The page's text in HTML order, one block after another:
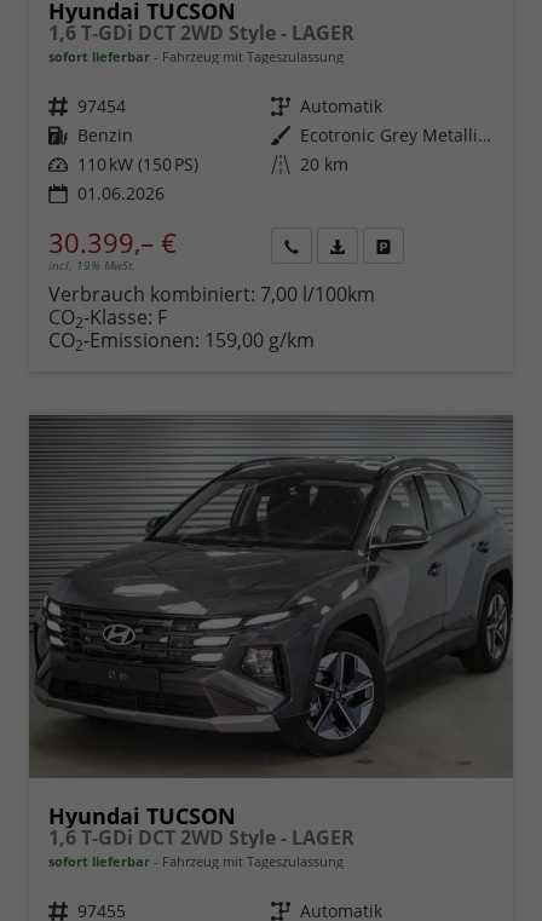
Hyundai TUCSON
1,6 T-GDi DCT 2WD Style - LAGER
sofort lieferbar Fahrzeug mit Tageszulassung
Fahrzeugnr. 97454 Getriebe Automatik
Kraftstoff Benzin Außenfarbe
Ecotronic Grey Metallic ()
Leistung 110 kW (150 PS) Kilometerstand 20 km
01.06.2026
30.399,– €
incl. 19% MwSt.
anfordern
Datei,
Verbrauch kombiniert: 7,00 l/100km
CO2-Klasse: F
CO2-Emissionen: 159,00 g/km
Hyundai TUCSON
1,6 T-GDi DCT 2WD Style - LAGER
sofort lieferbar Fahrzeug mit Tageszulassung
Fahrzeugnr. 97455 Getriebe Automatik